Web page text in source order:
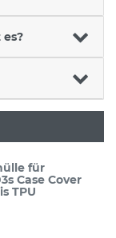
für
Case Cover
TPU